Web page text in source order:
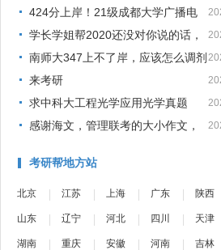
划！
424分上岸！21级成都大学广播电
视第1名三跨二战上岸经
学长学姐帮2020还没对你说的话，
今天这就告诉你
南师大347上不了岸，应该怎么调剂
来考研
求中科大工程光学应用光学真题
感谢海文，管理联考的大小作文，
考研帮地方站
北京 江苏 上海 广东 陕西
山东 辽宁 河北 四川 天津
湖南 重庆 安徽 河南 吉林